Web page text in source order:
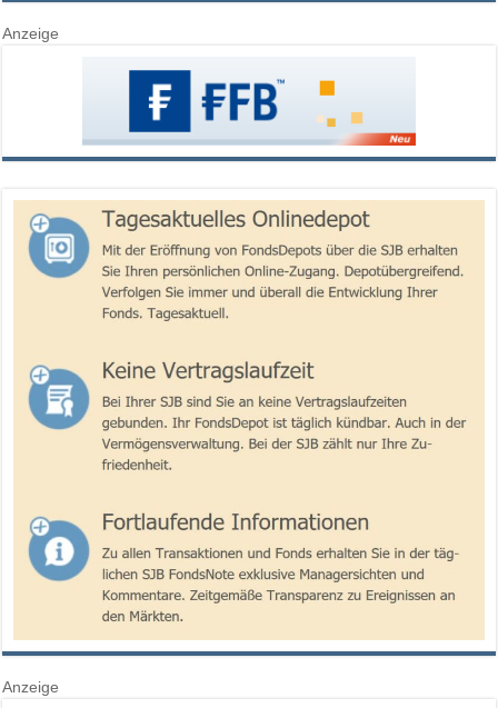
Anzeige
Anzeige